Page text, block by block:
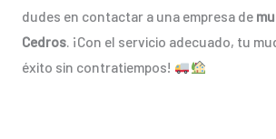
dudes en contactar a una empresa de
Cedros. ¡Con el servicio adecuado, tu
éxito sin contratiempos!